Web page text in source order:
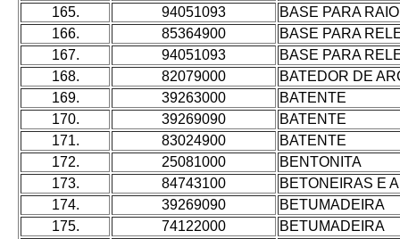
165.
94051093
BASE PARA RAIO
166.
85364900
BASE PARA
167.
94051093
BASE PARA
168.
82079000
BATEDOR DE
169.
39263000
BATENTE
170.
39269090
BATENTE
171.
83024900
BATENTE
172.
25081000
BENTONITA
173.
84743100
BETONEIRAS E
174.
39269090
BETUMADEIRA
175.
74122000
BETUMADEIRA